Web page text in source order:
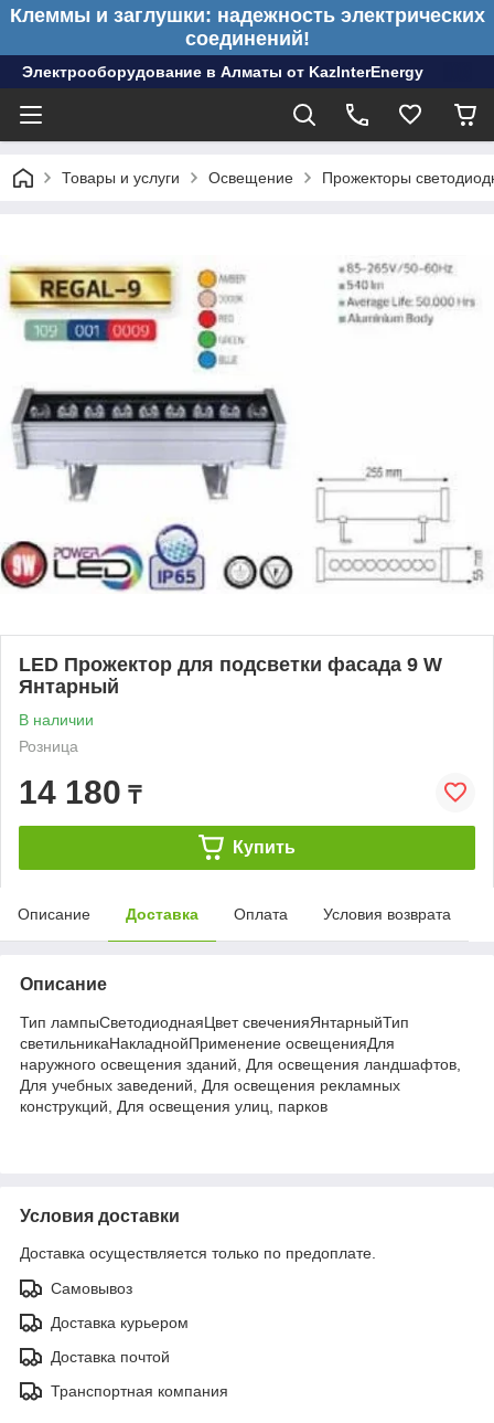
Клеммы и заглушки: надежность электрических
соединений!
Электрооборудование в Алматы от KazInterEnergy
Товары и услуги Освещение Прожекторы
LED Прожектор для подсветки фасада 9 W
Янтарный
В наличии
Розница
14 180 ₸
Купить
Описание Доставка Оплата Условия возврата
Описание
Тип лампыСветодиоднаяЦвет свеченияЯнтарныйТип
светильникаНакладнойПрименение освещенияДля
наружного освещения зданий, Для освещения ландшафтов,
Для учебных заведений, Для освещения рекламных
конструкций, Для освещения улиц, парков
Условия доставки
Доставка осуществляется только по предоплате.
Самовывоз
Доставка курьером
Доставка почтой
Транспортная компания